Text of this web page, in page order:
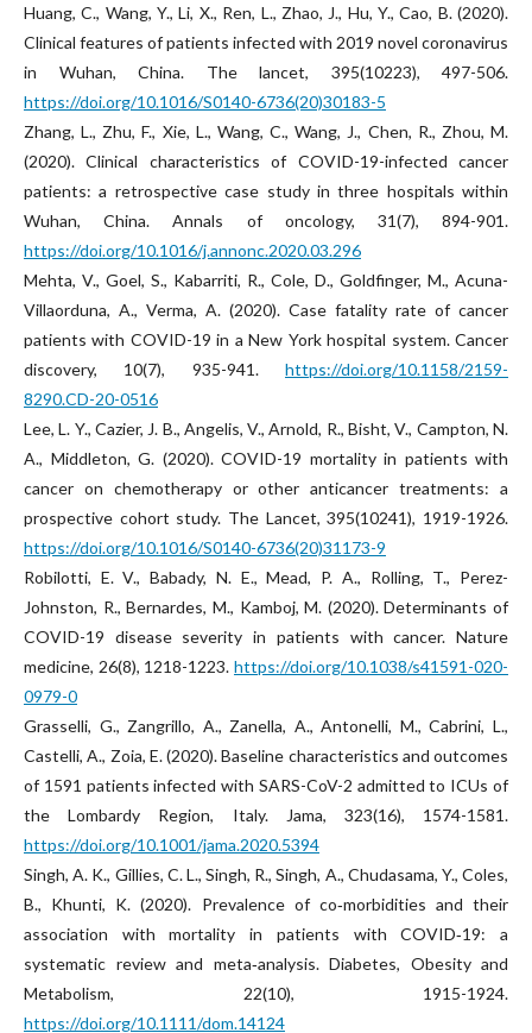
Huang, C., Wang, Y., Li, X., Ren, L., Zhao, J., Hu, Y., Cao, B. (2020).
Clinical features of patients infected with 2019 novel coronavirus
in Wuhan, China. The lancet, 395(10223), 497-506.
https://doi.org/10.1016/S0140-6736(20)30183-5
Zhang, L., Zhu, F., Xie, L., Wang, C., Wang, J., Chen, R., Zhou, M.
(2020). Clinical characteristics of COVID-19-infected cancer
patients: a retrospective case study in three hospitals within
Wuhan, China. Annals of oncology, 31(7), 894-901.
https://doi.org/10.1016/j.annonc.2020.03.296
Mehta, V., Goel, S., Kabarriti, R., Cole, D., Goldfinger, M., Acuna-
Villaorduna, A., Verma, A. (2020). Case fatality rate of cancer
patients with COVID-19 in a New York hospital system. Cancer
discovery, 10(7), 935-941. https://doi.org/10.1158/2159-
8290.CD-20-0516
Lee, L. Y., Cazier, J. B., Angelis, V., Arnold, R., Bisht, V., Campton, N.
A., Middleton, G. (2020). COVID-19 mortality in patients with
cancer on chemotherapy or other anticancer treatments: a
prospective cohort study. The Lancet, 395(10241), 1919-1926.
https://doi.org/10.1016/S0140-6736(20)31173-9
Robilotti, E. V., Babady, N. E., Mead, P. A., Rolling, T., Perez-
Johnston, R., Bernardes, M., Kamboj, M. (2020). Determinants of
COVID-19 disease severity in patients with cancer. Nature
medicine, 26(8), 1218-1223. https://doi.org/10.1038/s41591-020-
0979-0
Grasselli, G., Zangrillo, A., Zanella, A., Antonelli, M., Cabrini, L.,
Castelli, A., Zoia, E. (2020). Baseline characteristics and outcomes
of 1591 patients infected with SARS-CoV-2 admitted to ICUs of
the Lombardy Region, Italy. Jama, 323(16), 1574-1581.
https://doi.org/10.1001/jama.2020.5394
Singh, A. K., Gillies, C. L., Singh, R., Singh, A., Chudasama, Y., Coles,
B., Khunti, K. (2020). Prevalence of co‐morbidities and their
association with mortality in patients with COVID‐19: a
systematic review and meta‐analysis. Diabetes, Obesity and
Metabolism, 22(10), 1915-1924.
https://doi.org/10.1111/dom.14124